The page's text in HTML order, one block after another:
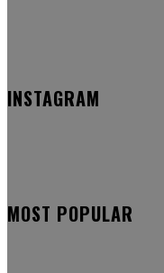
INSTAGRAM
MOST POPULAR